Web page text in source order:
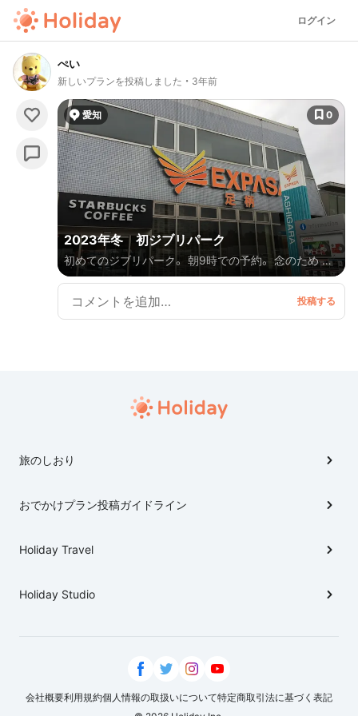
ログイン
ぺい
新しいプランを投稿しました 3年前
愛知 0
2023年冬 初ジブリパーク
初めてのジブリパーク。 朝9時での予約。 念のため 前
日入りで前泊です。 今回は どうする家康でも 描かれ
ていた 関ヶ原とセットで 一泊二日の旅行です。 ジブ
リパークは言うまでもなく 関ヶ原記念館が、 予想以上
旅のしおり
おでかけプラン投稿ガイドライン
Holiday Travel
Holiday Studio
会社概要利用規約個人情報の取扱いについて特定商取引法に基づく表記